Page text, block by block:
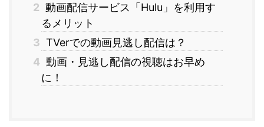
2 動画配信サービス「Hulu」を利用す
るメリット
3 TVerでの動画見逃し配信は？
4 動画・見逃し配信の視聴はお早め
に！